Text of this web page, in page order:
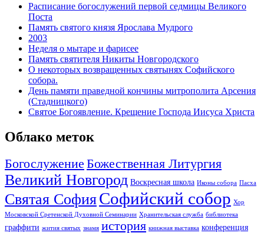
Расписание богослужений первой седмицы Великого
Поста
Память святого князя Ярослава Мудрого
2003
Неделя о мытаре и фарисее
Память святителя Никиты Новгородского
О некоторых возвращенных святынях Софийского
собора.
День памяти праведной кончины митрополита Арсения
(Стадницкого)
Святое Богоявление. Крещение Господа Иисуса Христа
Облако меток
Богослужение Божественная Литургия
Великий Новгород Воскресная школа Иконы собора Пасха
Святая СофияСофийский собор Хор
Московской Сретенской Духовной Семинарии Хранительская служба библиотека
граффити жития святых знамя история книжная выставка конференция